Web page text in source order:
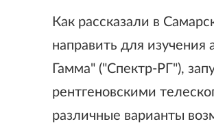
Как рассказали в
направить для
Гамма" ("Спектр-РГ"),
рентгеновскими
различные варианты